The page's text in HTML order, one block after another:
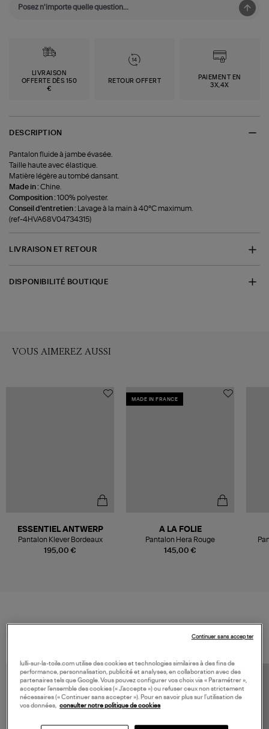
LIVRAISON
OFFERTE DÈS 150
€
RETOUR OFFERT
PAIEMENT EN
3X,4X
DESCRIPTION
Pantalon fluide à jambe évasée.
Taille haute avec élastique.
Matière légère au tombé dansant.
Made in :Chine.
Composition :100% polyester.
Conseil d'entretien : Lavage à la main à 40°C maximum.
(ref-4HVA68V04734315)
LIVRAISON ET RETOUR
DISPONIBILITÉ BOUTIQUE
VOUS AIMEREZ AUSSI
195,00 €
ESSENTIEL ANTWERP
Pantalon Klever Bordeaux
MADE IN FRANCE
145,00 €
A LA FOLIE
Pantalon Hera Rouge
VOS DERNIERS PRODUITS VUS
lulli-sur-la-toile.com utilise des cookies et technologies similaires à des fins de
performance, personnalisation, publicité et analyses, en collaboration avec des
partenaires tels que Google. Vous pouvez configurer vos choix via « Paramétrer »,
accepter l’ensemble des cookies (« J’accepte ») ou refuser ceux non strictement
nécessaires (« Continuer sans accepter »). Pour en savoir plus sur l’utilisation de
vos données, consulter notre politique de cookies
Continuer sans accepter